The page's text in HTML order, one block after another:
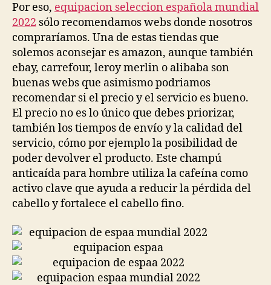
Por eso, equipacion seleccion española mundial
2022 sólo recomendamos webs donde nosotros
compraríamos. Una de estas tiendas que
solemos aconsejar es amazon, aunque también
ebay, carrefour, leroy merlin o alibaba son
buenas webs que asimismo podriamos
recomendar si el precio y el servicio es bueno.
El precio no es lo único que debes priorizar,
también los tiempos de envío y la calidad del
servicio, cómo por ejemplo la posibilidad de
poder devolver el producto. Este champú
anticaída para hombre utiliza la cafeína como
activo clave que ayuda a reducir la pérdida del
cabello y fortalece el cabello fino.